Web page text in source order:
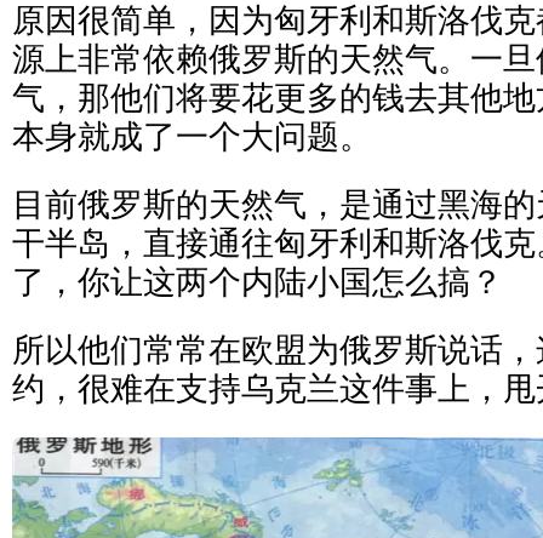
原因很简单，因为匈牙利和斯洛伐
源上非常依赖俄罗斯的天然气。一
气，那他们将要花更多的钱去其他
本身就成了一个大问题。
目前俄罗斯的天然气，是通过黑海
干半岛，直接通往匈牙利和斯洛伐
了，你让这两个内陆小国怎么搞？
所以他们常常在欧盟为俄罗斯说话
约，很难在支持乌克兰这件事上，